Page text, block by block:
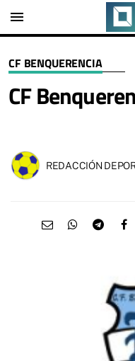
menu
CF BENQUERENCIA
CF
REDACCIÓN